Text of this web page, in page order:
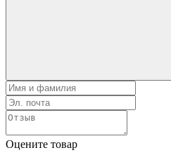
Оцените товар